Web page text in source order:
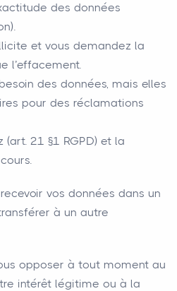
des données
et vous demandez la
l’effacement.
des données, mais elles
pour des réclamations
(art. 21 §1 RGPD) et la
recevoir vos données dans un
à un autre
opposer à tout moment au
intérêt légitime ou à la